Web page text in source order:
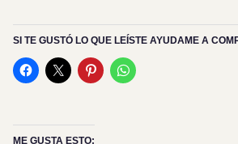
SI TE GUSTÓ LO QUE LEÍSTE AYUDAME A
ME GUSTA ESTO: